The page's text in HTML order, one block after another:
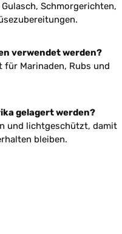
Schmorgerichten,
verwendet werden?
für Marinaden, Rubs und
gelagert werden?
und lichtgeschützt, damit
bleiben.